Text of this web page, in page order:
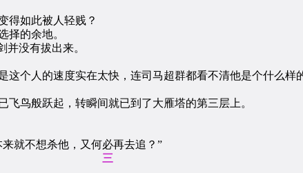
如此被人轻贱？
的余地。
没有拔出来。
个人的速度实在太快，连司马超群都看不清他是个什么样
鸟般跃起，转瞬间就已到了大雁塔的第三层上。
就不想杀他，又何必再去追？”
三